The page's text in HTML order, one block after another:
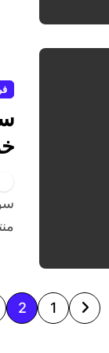
سؤال روز ششم مسابقه زندگی با آیه‌ها در خراسان جنوبی
ص
1
2